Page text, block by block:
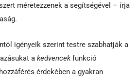
méretezzenek a segítségével – írja
igényeik szerint testre szabhatják a
a kedvencekfunkció
érdekében a gyakran